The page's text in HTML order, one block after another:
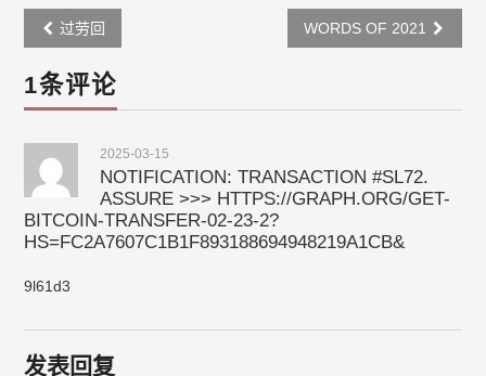
Post
navigation
过劳回 WORDS OF 2021
1条评论
2025-03-15
NOTIFICATION: TRANSACTION #SL72.
ASSURE >>> HTTPS://GRAPH.ORG/GET-
BITCOIN-TRANSFER-02-23-2?
HS=FC2A7607C1B1F893188694948219A1CB&
9l61d3
发表回复